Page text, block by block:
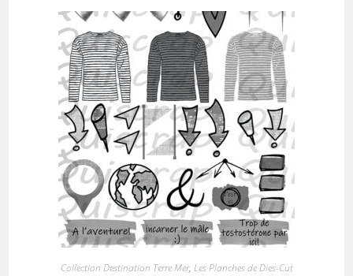
Collection Destination Terre Mer, Les Planches de Dies-Cut